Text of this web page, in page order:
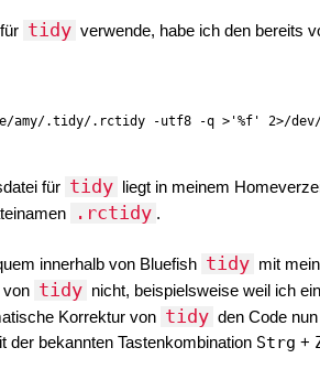
tidy verwende, habe ich den bereits
für tidy liegt in meinem
.rctidy .
innerhalb von Bluefish tidy mit
von tidy nicht, beispielsweise weil ich
Korrektur von tidy den Code
der bekannten Tastenkombination Strg +